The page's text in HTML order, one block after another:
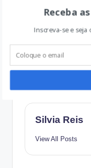
A Miopia Americana
Silvia Reis
View All Posts
Receba
Inscreva-se e